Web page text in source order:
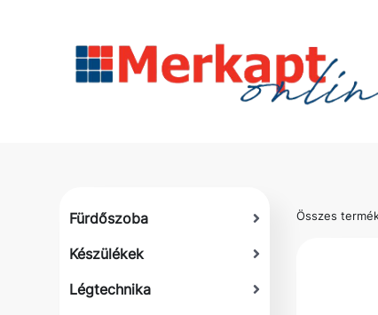
Fürdőszoba
Készülékek
Légtechnika
Összes